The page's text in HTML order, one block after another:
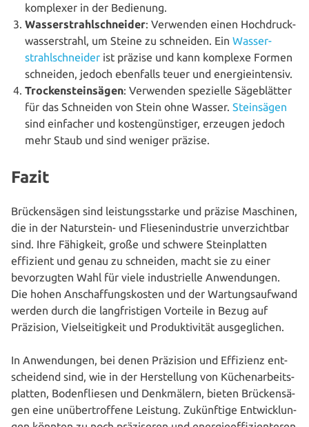
komplexer in der Bedienung.
Was­ser­strahl­schnei­der: Verwenden einen Hoch­druck­
was­ser­strahl, um Steine zu schneiden. Ein Was­ser­
strahl­schnei­der ist präzise und kann komplexe Formen
schneiden, jedoch ebenfalls teuer und energieintensiv.
Tro­cken­stein­sä­gen: Verwenden spezielle Säge­blät­ter
für das Schneiden von Stein ohne Wasser. Stein­sä­gen
sind einfacher und kos­ten­güns­ti­ger, erzeugen jedoch
mehr Staub und sind weniger präzise.
Fazit
Brü­cken­sä­gen sind leis­tungs­star­ke und präzise Maschinen,
die in der Natur­stein- und Flie­sen­in­dus­trie unver­zicht­bar
sind. Ihre Fähigkeit, große und schwere Stein­plat­ten
effizient und genau zu schneiden, macht sie zu einer
bevor­zug­ten Wahl für viele indus­tri­el­le Anwen­dun­gen.
Die hohen Anschaf­fungs­kos­ten und der War­tungs­auf­wand
werden durch die lang­fris­ti­gen Vorteile in Bezug auf
Präzision, Viel­sei­tig­keit und Pro­duk­ti­vi­tät ausgeglichen.
In Anwen­dun­gen, bei denen Präzision und Effizienz ent­
schei­dend sind, wie in der Her­stel­lung von Küchen­ar­beits­
plat­ten, Boden­flie­sen und Denk­mä­lern, bieten Brü­cken­sä­
gen eine unüber­trof­fe­ne Leistung. Zukünf­ti­ge Ent­wick­lun­